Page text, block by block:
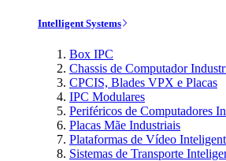
Intelligent Systems
Box IPC
Chassis de Computador
CPCIS, Blades VPX e Placas
IPC Modulares
Periféricos de Computadores
Placas Mãe Industriais
Plataformas de Vídeo
Sistemas de Transporte